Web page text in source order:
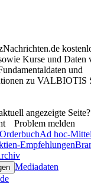
Kurse und Daten
und
zu VALBIOTIS
angezeigte Seite?
Problem melden
Ad hoc-
Empfehlungen
Mediadaten